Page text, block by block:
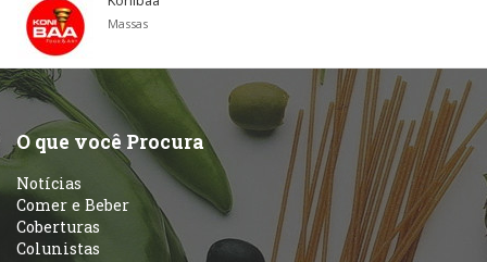
Massas
O que você Procura
Notícias
Comer e Beber
Coberturas
Colunistas